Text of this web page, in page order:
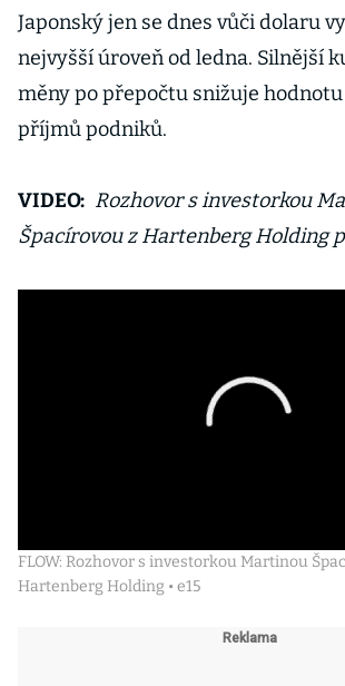
Japonský jen se dnes vůči dolaru
nejvyšší úroveň od ledna. Silnější
měny po přepočtu snižuje
příjmů podniků.
VIDEO: Rozhovor s investorkou
Špacírovou z Hartenberg Holding
FLOW: Rozhovor s investorkou Martinou
Hartenberg Holding • e15